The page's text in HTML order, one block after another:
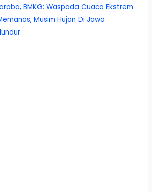
BMKG: Waspada Cuaca Ekstrem
Musim Hujan Di Jawa